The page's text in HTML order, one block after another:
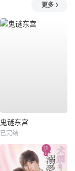
更多
鬼谜东宫
已完结